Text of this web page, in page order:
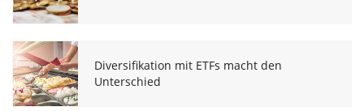
Diversifikation mit ETFs macht den
Unterschied